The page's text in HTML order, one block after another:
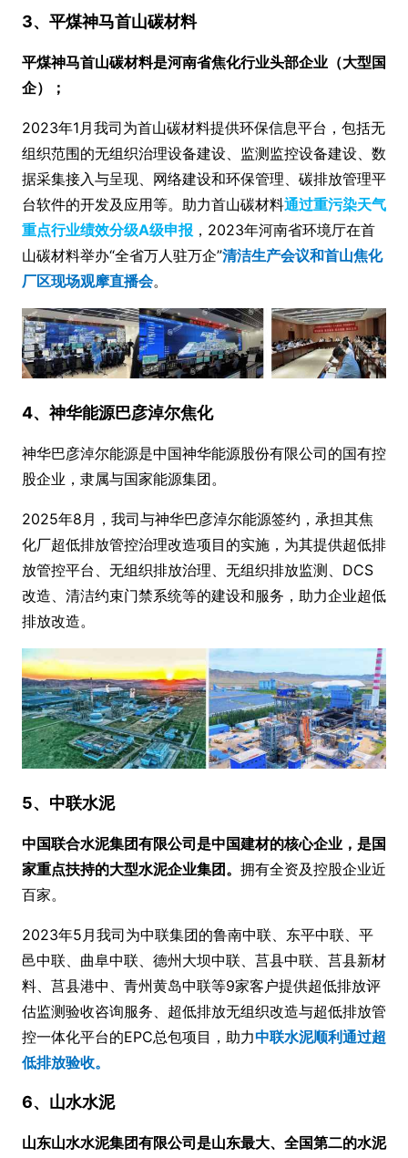
3、平煤神马首山碳材料
平煤神马首山碳材料是河南省焦化行业头部企业（大型国
企）；
2023年1月我司为首山碳材料提供环保信息平台，包括无
组织范围的无组织治理设备建设、监测监控设备建设、数
据采集接入与呈现、网络建设和环保管理、碳排放管理平
台软件的开发及应用等。助力首山碳材料通过重污染天气
重点行业绩效分级A级申报 ，2023年河南省环境厅在首
山碳材料举办“全省万人驻万企”清洁生产会议和首山焦化
厂区现场观摩直播会。
4、神华能源巴彦淖尔焦化
神华巴彦淖尔能源是中国神华能源股份有限公司的国有控
股企业，隶属与国家能源集团。
2025年8月，我司与神华巴彦淖尔能源签约，承担其焦
化厂超低排放管控治理改造项目的实施，为其提供超低排
放管控平台、无组织排放治理、无组织排放监测、DCS
改造、清洁约束门禁系统等的建设和服务，助力企业超低
排放改造。
5、中联水泥
中国联合水泥集团有限公司是中国建材的核心企业，是国
家重点扶持的大型水泥企业集团。 拥有全资及控股企业近
百家。
2023年5月我司为中联集团的鲁南中联、东平中联、平
邑中联、曲阜中联、德州大坝中联、莒县中联、莒县新材
料、莒县港中、青州黄岛中联等9家客户提供超低排放评
估监测验收咨询服务、超低排放无组织改造与超低排放管
控一体化平台的EPC总包项目，助力中联水泥顺利通过超
低排放验收。
6、山水水泥
山东山水水泥集团有限公司是山东最大、全国第二的水泥